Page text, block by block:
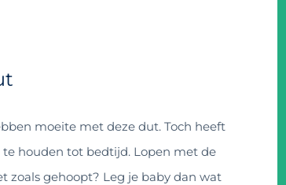
moeite met deze dut. Toch heeft
houden tot bedtijd. Lopen met de
zoals gehoopt? Leg je baby dan wat